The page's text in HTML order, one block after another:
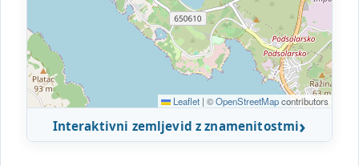
Leaflet | ©OpenStreetMapcontributors
Interaktivni zemljevid z znamenitostmi